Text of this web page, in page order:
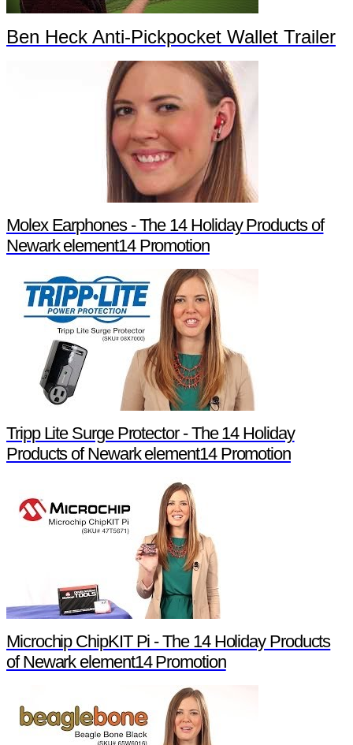
Ben Heck Anti-Pickpocket Wallet Trailer
Molex Earphones - The 14 Holiday Products of
Newark element14 Promotion
Tripp Lite Surge Protector - The 14 Holiday
Products of Newark element14 Promotion
Microchip ChipKIT Pi - The 14 Holiday Products
of Newark element14 Promotion